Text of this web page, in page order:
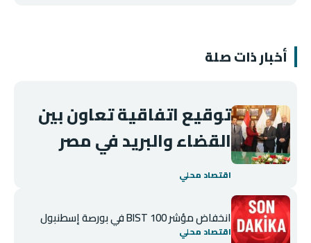
أخبار ذات صلة
توقيع اتفاقية تعاون بين
القضاء والبريد في مصر
اقتصاد محلي
انخفاض مؤشر BIST 100 في بورصة إسطنبول
اقتصاد محلي